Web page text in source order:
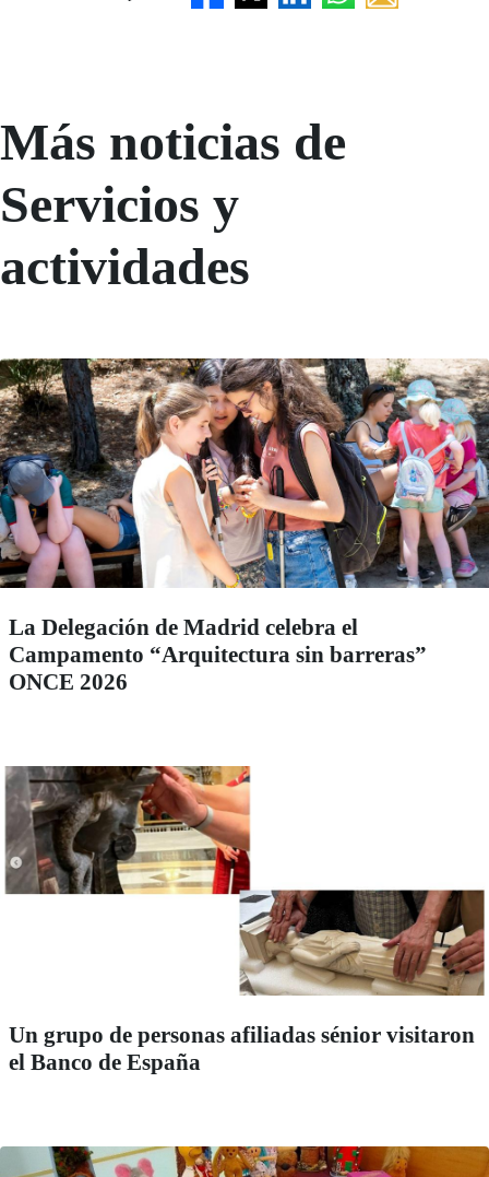
Más noticias de
Servicios y
actividades
La Delegación de Madrid celebra el
Campamento “Arquitectura sin barreras”
ONCE 2026
Un grupo de personas afiliadas sénior visitaron
el Banco de España